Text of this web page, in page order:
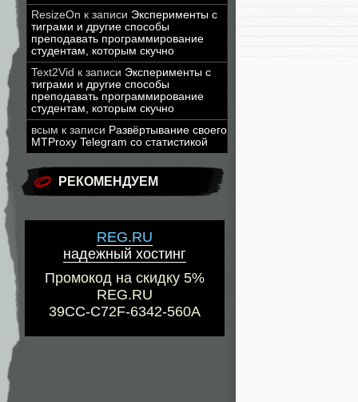
ResizeOn к записи Эксперименты с
тиграми и другие способы
преподавать программирование
студентам, которым скучно
Text2Vid к записи Эксперименты с
тиграми и другие способы
преподавать программирование
студентам, которым скучно
всым к записи Развёртывание своего
MTProxy Telegram со статистикой
РЕКОМЕНДУЕМ
REG.RU
надежный хостинг
Промокод на скидку 5%
REG.RU
39CC-C72F-6342-560A